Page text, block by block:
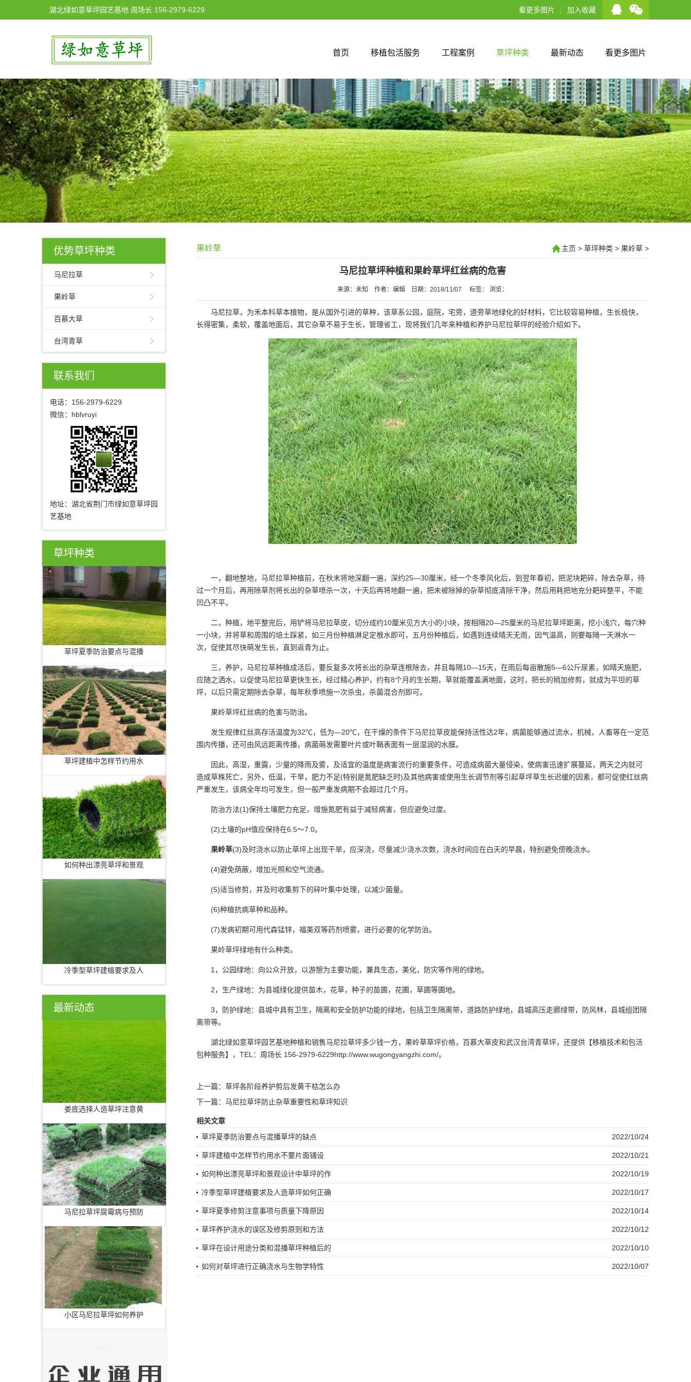
湖北绿如意草坪园艺基地 周场长 156-2979-6229 看更多图片 | 加入收藏
首页 移植包活服务 工程案例 草坪种类 最新动态 看更多图片
优势草坪种类
马尼拉草
果岭草
百慕大草
台湾青草
联系我们
电话： 156-2979-6229
微信：hblvruyi
地址：湖北省荆门市绿如意草坪园
艺基地
草坪种类
草坪夏季防治要点与混播
草坪建植中怎样节约用水
如何种出漂亮草坪和景观
冷季型草坪建植要求及人
最新动态
娄底选择人造草坪注意黄
马尼拉草坪腐霉病与预防
小区马尼拉草坪如何养护
果岭草 主页 > 草坪种类 > 果岭草 >
马尼拉草坪种植和果岭草坪红丝病的危害
来源：未知 作者：编辑 日期：2018/11/07 标签： 浏览：
马尼拉草，为禾本科草本植物，是从国外引进的草种，该草系公园，庭院，宅旁，道旁草地绿化的好材料，它比较容易种植，生长极快，
长得密集，柔软，覆盖地面后，其它杂草不易于生长，管理省工，现将我们几年来种植和养护马尼拉草坪的经验介绍如下。
一，翻地整地，马尼拉草种植前，在秋末将地深翻一遍，深约25—30厘米，经一个冬季风化后，到翌年春初，把泥块耙碎，除去杂草，待
过一个月后，再用除草剂将长出的杂草喷杀一次，十天后再将地翻一遍，把未被除掉的杂草彻底清除干净，然后用耗把地充分耙碎整平，不能
凹凸不平。
二，种植，地平整完后，用铲将马尼拉草皮，切分成约10厘米见方大小的小块，按相隔20—25厘米的马尼拉草坪距离，挖小浅穴，每穴种
一小块，并将草和周围的培土踩紧，如三月份种植淋足定根水即可，五月份种植后，如遇到连续晴天无雨，因气温高，则要每隔一天淋水一
次，促使其尽快萌发生长，直到返青为止。
三，养护，马尼拉草种植成活后，要反复多次将长出的杂草连根除去，并且每隔10—15天，在雨后每亩散施5—6公斤尿素，如晴天施肥，
应随之洒水，以促使马尼拉草更快生长，经过精心养护，约有8个月的生长期，草就能覆盖满地面，这时，把长的稍加修剪，就成为平坦的草
坪，以后只需定期除去杂草，每年秋季喷施一次杀虫，杀菌混合剂即可。
果岭草坪红丝病的危害与防治。
发生规律红丝高存活温度为32℃，低为—20℃，在干燥的条件下马尼拉草皮能保持活性达2年，病菌能够通过流水，机械，人畜等在一定范
围内传播，还可由风远距离传播，病菌萌发需要叶片或叶鞘表面有一层湿润的水膜。
因此，高湿，重露，少量的降雨及雾，及适宜的温度是病害流行的重要条件，可造成病菌大量侵染，使病害迅速扩展蔓延，两天之内就可
造成草株死亡，另外，低温，干旱，肥力不足(特别是氮肥缺乏时)及其他病害或使用生长调节剂等引起草坪草生长迟缓的因素，都可促使红丝病
严重发生，该病全年均可发生，但一般严重发病期不会超过几个月。
防治方法(1)保持土壤肥力充足，增施氮肥有益于减轻病害，但应避免过度。
(2)土壤的pH值应保持在6.5～7.0。
果岭草(3)及时浇水以防止草坪上出现干旱，应深浇，尽量减少浇水次数，浇水时间应在白天的早晨，特别避免傍晚浇水。
(4)避免荫蔽，增加光照和空气流通。
(5)适当修剪，并及时收集剪下的碎叶集中处理，以减少菌量。
(6)种植抗病草种和品种。
(7)发病初期可用代森锰锌，福美双等药剂喷雾，进行必要的化学防治。
果岭草坪绿地有什么种类。
1，公园绿地：向公众开放，以游憩为主要功能，兼具生态，美化，防灾等作用的绿地。
2，生产绿地：为县城绿化提供苗木，花草，种子的苗圃，花圃，草圃等圃地。
3，防护绿地：县城中具有卫生，隔离和安全防护功能的绿地，包括卫生隔离带，道路防护绿地，县城高压走廊绿带，防风林，县城组团隔
离带等。
湖北绿如意草坪园艺基地种植和销售马尼拉草坪多少钱一方，果岭草草坪价格，百慕大草皮和武汉台湾青草坪，还提供【移植技术和包活
包种服务】，TEL：周场长 156-2979-6229http://www.wugongyangzhi.com/。
上一篇： 草坪各阶段养护剪后发黄干枯怎么办
下一篇： 马尼拉草坪防止杂草重要性和草坪知识
相关文章
2022/10/24
草坪夏季防治要点与混播草坪的缺点
2022/10/21
草坪建植中怎样节约用水不要片面铺设
2022/10/19
如何种出漂亮草坪和景观设计中草坪的作
2022/10/17
冷季型草坪建植要求及人造草坪如何正确
2022/10/14
草坪夏季修剪注意事项与质量下降原因
2022/10/12
草坪养护浇水的误区及修剪原则和方法
2022/10/10
草坪在设计用途分类和混播草坪种植后的
2022/10/07
如何对草坪进行正确浇水与生物学特性